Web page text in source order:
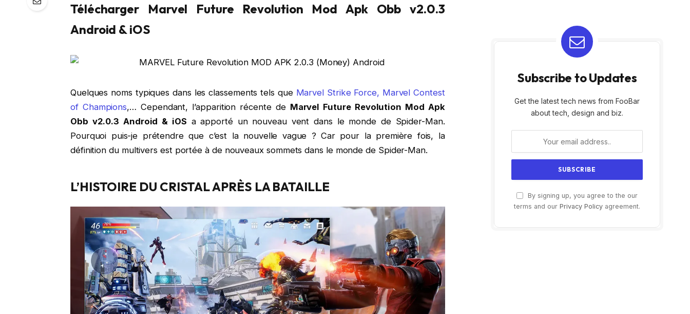
Télécharger Marvel Future Revolution Mod Apk Obb v2.0.3
Android & iOS
Quelques noms typiques dans les classements tels que Marvel Strike Force, Marvel Contest
of Champions,… Cependant, l’apparition récente de Marvel Future Revolution Mod Apk
Obb v2.0.3 Android & iOS a apporté un nouveau vent dans le monde de Spider-Man.
Pourquoi puis-je prétendre que c’est la nouvelle vague ? Car pour la première fois, la
définition du multivers est portée à de nouveaux sommets dans le monde de Spider-Man.
L’HISTOIRE DU CRISTAL APRÈS LA BATAILLE
Subscribe to Updates
Get the latest tech news from FooBar
about tech, design and biz.
By signing up, you agree to the our
terms and our Privacy Policy agreement.